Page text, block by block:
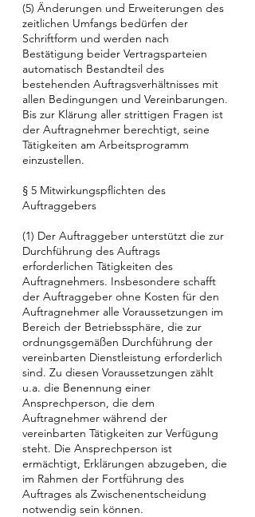
(5) Änderungen und Erweiterungen des
zeitlichen Umfangs bedürfen der
Schriftform und werden nach
Bestätigung beider Vertragsparteien
automatisch Bestandteil des
bestehenden Auftragsverhältnisses mit
allen Bedingungen und Vereinbarungen.
Bis zur Klärung aller strittigen Fragen ist
der Auftragnehmer berechtigt, seine
Tätigkeiten am Arbeitsprogramm
einzustellen.
§ 5 Mitwirkungspflichten des
Auftraggebers
(1) Der Auftraggeber unterstützt die zur
Durchführung des Auftrags
erforderlichen Tätigkeiten des
Auftragnehmers. Insbesondere schafft
der Auftraggeber ohne Kosten für den
Auftragnehmer alle Voraussetzungen im
Bereich der Betriebssphäre, die zur
ordnungsgemäßen Durchführung der
vereinbarten Dienstleistung erforderlich
sind. Zu diesen Voraussetzungen zählt
u.a. die Benennung einer
Ansprechperson, die dem
Auftragnehmer während der
vereinbarten Tätigkeiten zur Verfügung
steht. Die Ansprechperson ist
ermächtigt, Erklärungen abzugeben, die
im Rahmen der Fortführung des
Auftrages als Zwischenentscheidung
notwendig sein können.